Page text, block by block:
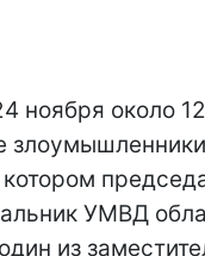
ноября около
УМВД
из